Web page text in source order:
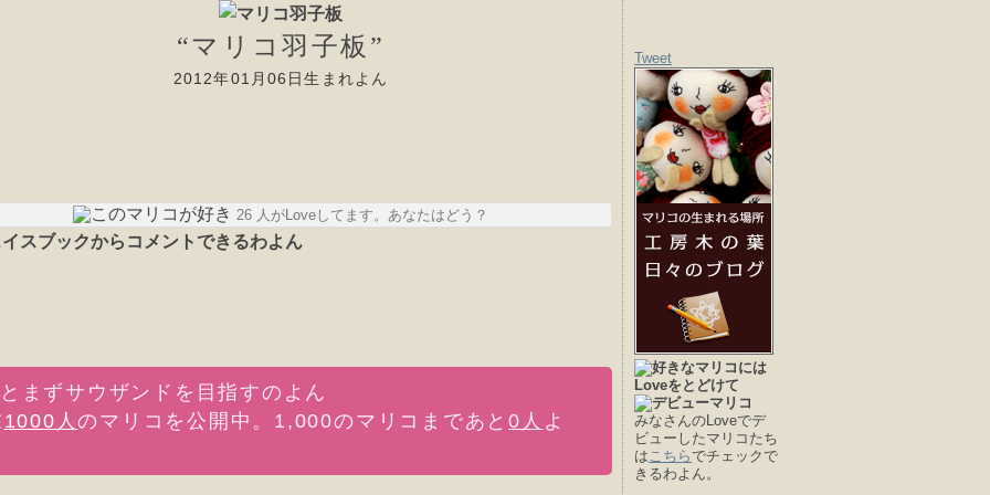
“マリコ羽子板”
2012年01月06日生まれよん
26 人がLoveしてます。あなたはどう？
1000人のマリコを公開中。1,000のマリコまであと0人 よ
Tweet
みなさんのLoveでデ
ビューしたマリコたち
はこちら でチェックで
きるわよん。